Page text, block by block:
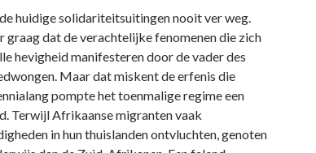
huidige solidariteitsuitingen nooit ver weg.
dat de verachtelijke fenomenen die zich
hevigheid manifesteren door de vader des
Maar dat miskent de erfenis die
pompte het toenmalige regime een
Terwijl Afrikaanse migranten vaak
in hun thuislanden ontvluchten, genoten